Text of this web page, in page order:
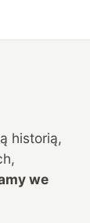
historią,
we